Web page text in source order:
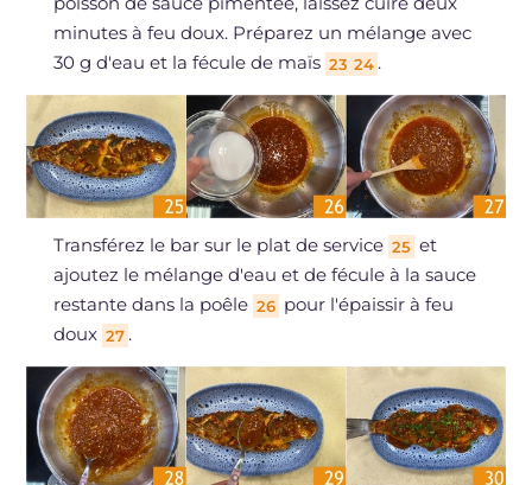
minutes à feu doux. Préparez un mélange avec
30 g d'eau et la fécule de maïs 23 24 .
Transférez le bar sur le plat de service 25 et
ajoutez le mélange d'eau et de fécule à la sauce
restante dans la poêle 26 pour l'épaissir à feu
doux 27 .